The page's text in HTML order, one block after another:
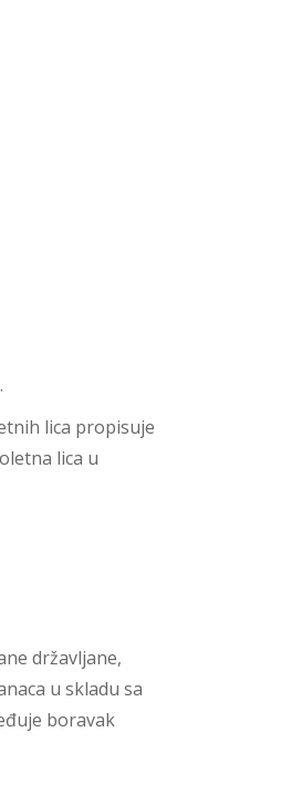
lica propisuje
lica u
državljane,
u skladu sa
boravak